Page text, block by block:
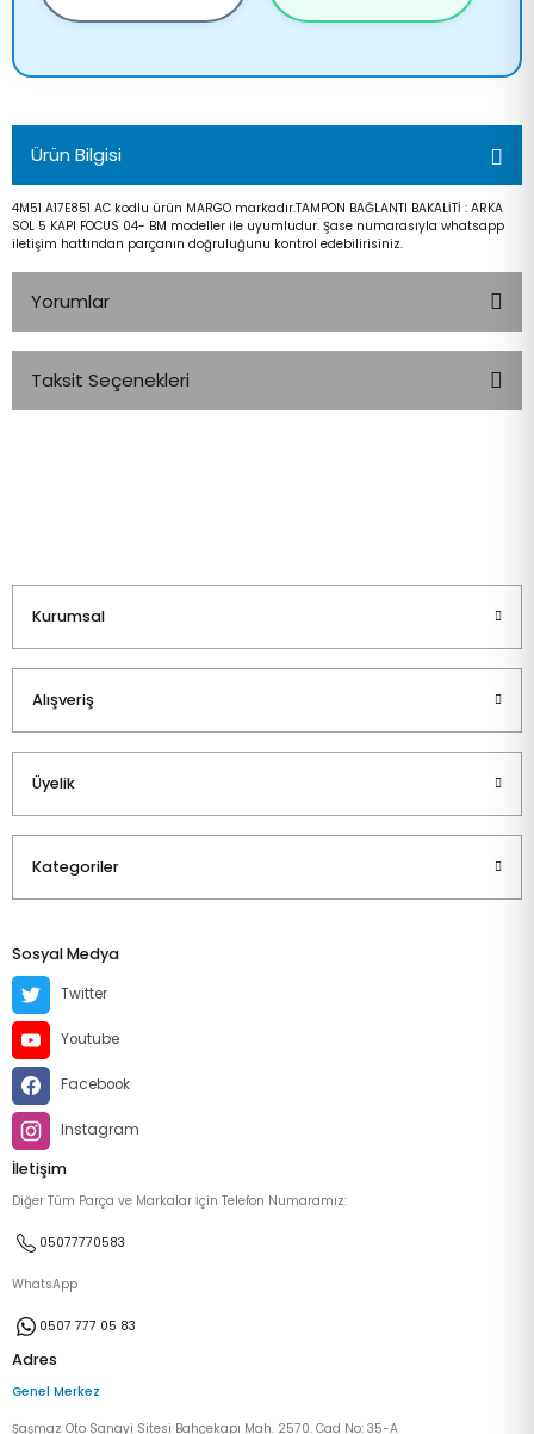
Ürün Bilgisi
4M51 A17E851 AC kodlu ürün MARGO markadır.TAMPON BAĞLANTI BAKALİTİ : ARKA
SOL 5 KAPI FOCUS 04- BM modeller ile uyumludur. Şase numarasıyla whatsapp
iletişim hattından parçanın doğruluğunu kontrol edebilirisiniz.
Yorumlar
Taksit Seçenekleri
Kurumsal
Alışveriş
Üyelik
Kategoriler
Sosyal Medya
Twitter
Youtube
Facebook
Instagram
İletişim
Diğer Tüm Parça ve Markalar İçin Telefon Numaramız:
05077770583
WhatsApp
0507 777 05 83
Adres
Genel Merkez
Şaşmaz Oto Sanayi Sitesi Bahçekapı Mah. 2570. Cad No: 35-A